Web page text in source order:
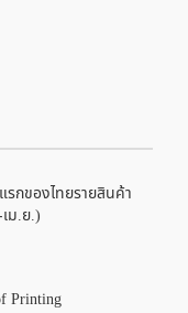
กของไทยรายสินค้า
ม.ย.)
Printing